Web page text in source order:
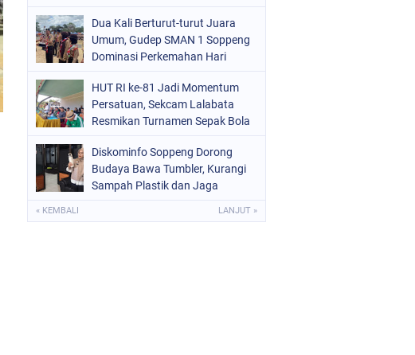
SULSEL (681)
Dua Kali Berturut-turut Juara
Umum, Gudep SMAN 1 Soppeng
Dominasi Perkemahan Hari
HUT RI ke-81 Jadi Momentum
Persatuan, Sekcam Lalabata
Resmikan Turnamen Sepak Bola
Diskominfo Soppeng Dorong
Budaya Bawa Tumbler, Kurangi
Sampah Plastik dan Jaga
« KEMBALI LANJUT »